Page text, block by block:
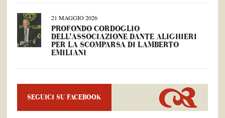
21 MAGGIO 2026
PROFONDO CORDOGLIO
DELL’ASSOCIAZIONE DANTE ALIGHIERI
PER LA SCOMPARSA DI LAMBERTO
EMILIANI
SEGUICI SU FACEBOOK